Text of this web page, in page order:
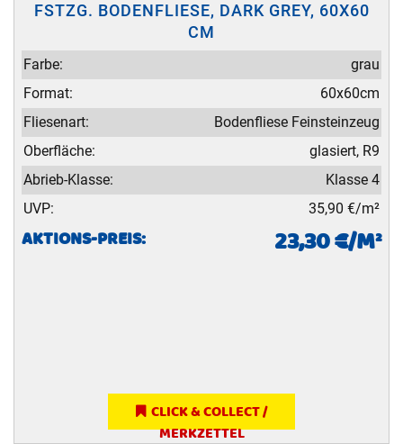
FSTZG. BODENFLIESE, DARK GREY, 60X60
CM
Farbe:
grau
Format:
60x60cm
Fliesenart:
Bodenfliese Feinsteinzeug
Oberfläche:
glasiert, R9
Abrieb-Klasse:
Klasse 4
UVP:
35,90 €/m²
AKTIONS-PREIS: 23,30 €/M²
CLICK & COLLECT /
MERKZETTEL